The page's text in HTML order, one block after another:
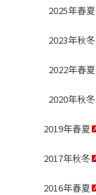
2025年春夏
2023年秋冬
2022年春夏
2020年秋冬
2019年春夏
2017年秋冬
2016年春夏